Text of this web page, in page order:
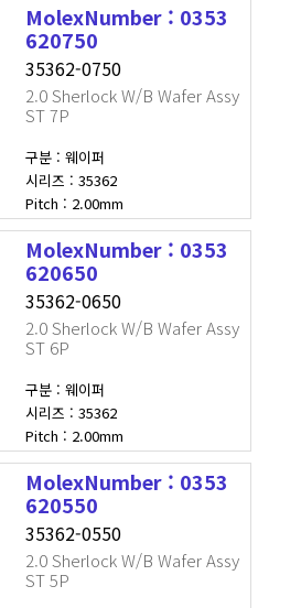
MolexNumber : 0353
620750
35362-0750
2.0 Sherlock W/B Wafer Assy
ST 7P
구분 : 웨이퍼
시리즈 : 35362
Pitch : 2.00mm
MolexNumber : 0353
620650
35362-0650
2.0 Sherlock W/B Wafer Assy
ST 6P
구분 : 웨이퍼
시리즈 : 35362
Pitch : 2.00mm
MolexNumber : 0353
620550
35362-0550
2.0 Sherlock W/B Wafer Assy
ST 5P